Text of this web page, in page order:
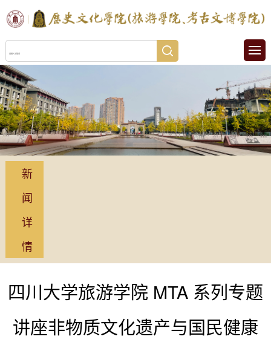
新
闻
详
情
四川大学旅游学院 MTA 系列专题
讲座非物质文化遗产与国民健康